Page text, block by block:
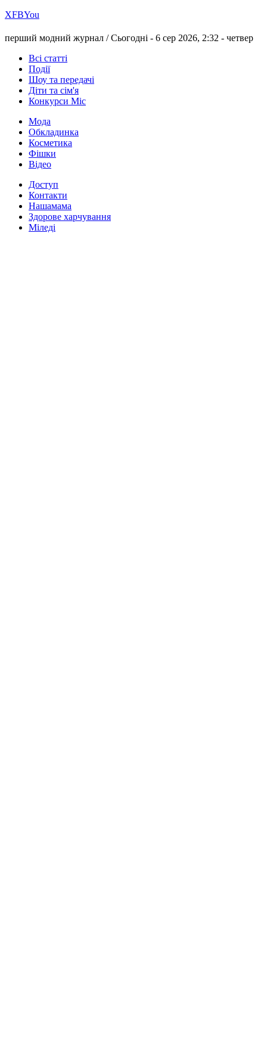
ХFBYou
перший модний журнал /Сьогодні - 6 сер 2026, 2:32 - четвер
Всі статті
Події
Шоу та передачі
Діти та сім'я
Конкурси Міс
Мода
Обкладинка
Косметика
Фішки
Відео
Доступ
Контакти
Нашамама
Здорове харчування
Міледі